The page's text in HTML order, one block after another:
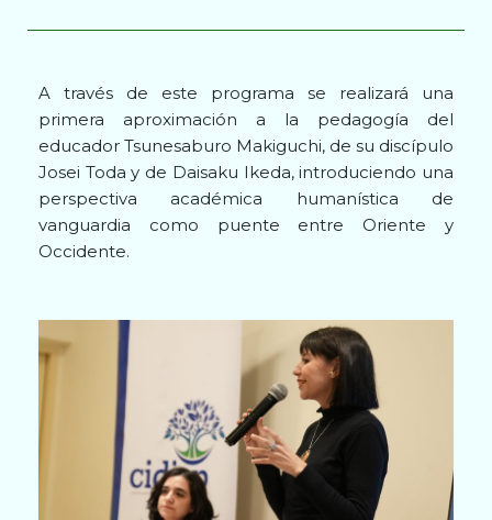
A través de este programa se realizará una
primera aproximación a la pedagogía del
educador Tsunesaburo Makiguchi, de su discípulo
Josei Toda y de Daisaku Ikeda, introduciendo una
perspectiva académica humanística de
vanguardia como puente entre Oriente y
Occidente.